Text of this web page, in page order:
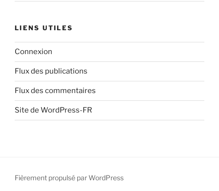
LIENS UTILES
Connexion
Flux des publications
Flux des commentaires
Site de WordPress-FR
Fièrement propulsé par WordPress